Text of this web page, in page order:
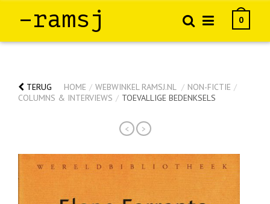
–ramsj 0
TERUG HOME / WEBWINKEL RAMSJ.NL / NON-FICTIE /
COLUMNS & INTERVIEWS / TOEVALLIGE BEDENKSELS
< >